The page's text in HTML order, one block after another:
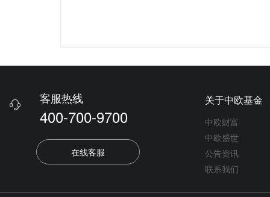
 客服热线
400-700-9700
在线客服
关于中欧基金
中欧财富
中欧盛世
公告资讯
联系我们